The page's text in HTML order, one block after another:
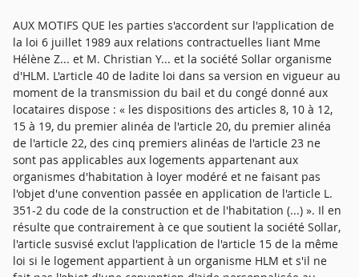
AUX MOTIFS QUE les parties s'accordent sur l'application de
la loi 6 juillet 1989 aux relations contractuelles liant Mme
Hélène Z... et M. Christian Y... et la société Sollar organisme
d'HLM. L'article 40 de ladite loi dans sa version en vigueur au
moment de la transmission du bail et du congé donné aux
locataires dispose : « les dispositions des articles 8, 10 à 12,
15 à 19, du premier alinéa de l'article 20, du premier alinéa
de l'article 22, des cinq premiers alinéas de l'article 23 ne
sont pas applicables aux logements appartenant aux
organismes d'habitation à loyer modéré et ne faisant pas
l'objet d'une convention passée en application de l'article L.
351-2 du code de la construction et de l'habitation (...) ». Il en
résulte que contrairement à ce que soutient la société Sollar,
l'article susvisé exclut l'application de l'article 15 de la même
loi si le logement appartient à un organisme HLM et s'il ne